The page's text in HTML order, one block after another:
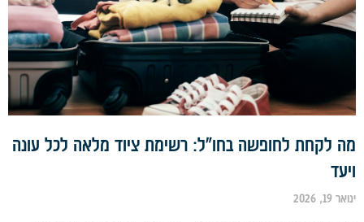
לקחת לחופשה בחו"ל: רשימת ציוד מלאה לכל עונה